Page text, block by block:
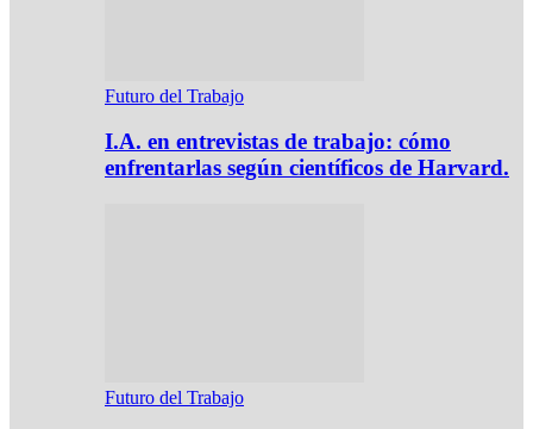
Futuro del Trabajo
I.A. en entrevistas de trabajo: cómo
enfrentarlas según científicos de Harvard.
Futuro del Trabajo